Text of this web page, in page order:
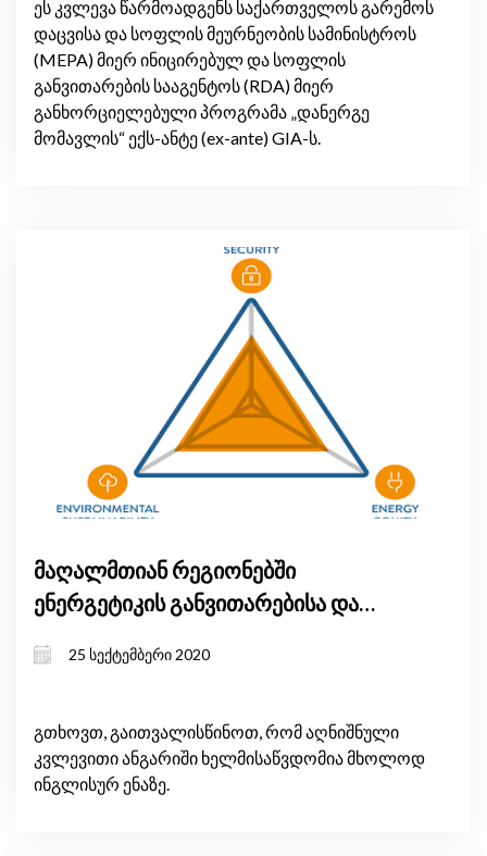
ეს კვლევა წარმოადგენს საქართველოს გარემოს
დაცვისა და სოფლის მეურნეობის სამინისტროს
(MEPA) მიერ ინიცირებულ და სოფლის
განვითარების სააგენტოს (RDA) მიერ
განხორციელებული პროგრამა „დანერგე
მომავლის“ ექს-ანტე (ex-ante) GIA-ს.
მაღალმთიან რეგიონებში
ენერგეტიკის განვითარებისა და
რეგულირების ზეგავლენის შეფასება
25 სექტემბერი 2020
გთხოვთ, გაითვალისწინოთ, რომ აღნიშნული
კვლევითი ანგარიში ხელმისაწვდომია მხოლოდ
ინგლისურ ენაზე.